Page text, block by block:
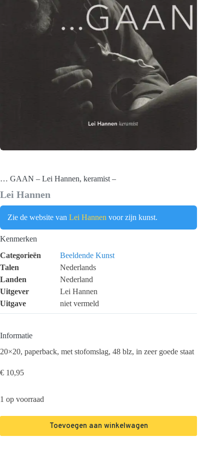
… GAAN – Lei Hannen, keramist –
Lei Hannen
Zie de website van Lei Hannen voor zijn kunst.
Kenmerken
Categorieën
Beeldende Kunst
Talen
Nederlands
Landen
Nederland
Uitgever
Lei Hannen
Uitgave
niet vermeld
Informatie
20×20, paperback, met stofomslag, 48 blz, in zeer goede staat
€ 10,95
1 op voorraad
Toevoegen aan winkelwagen